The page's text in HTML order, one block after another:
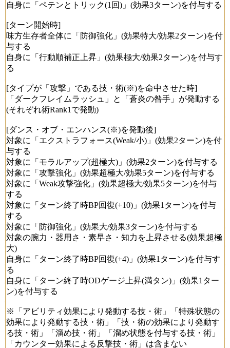
自身に「ペテンとトリック(1回)」(効果3ターン)を付与する
[ターン開始時]
味方生存者全体に「防御強化」(効果特大/効果2ターン)を付
与する
自身に「行動順補正上昇」(効果極大/効果2ターン)を付与す
る
[タイプが「攻撃」である技・術(※)を命中させた時]
「ダークフレイムラッシュ」と「蒼炎の咎手」が発動する
(それぞれ術Rank1で発動)
[ダンス・オブ・エンハンス(※)を発動後]
対象に「エクストラフォース(Weak/小)」(効果2ターン)を付
与する
対象に「モラルアップ(超極大)」(効果2ターン)を付与する
対象に「攻撃強化」(効果超極大/効果5ターン)を付与する
対象に「Weak攻撃強化」(効果超極大/効果5ターン)を付与
する
対象に「ターン終了時BP回復(+10)」(効果1ターン)を付与
する
対象に「防御強化」(効果大/効果3ターン)を付与する
対象の腕力・器用さ・素早さ・知力を上昇させる(効果超極
大)
自身に「ターン終了時BP回復(+4)」(効果1ターン)を付与す
る
自身に「ターン終了時ODゲージ上昇(満タン)」(効果1ター
ン)を付与する
※「アビリティ効果により発動する技・術」「特殊状態の
効果により発動する技・術」「技・術の効果により発動す
る技・術」「溜め技・術」「溜め状態を付与する技・術」
「カウンター効果による反撃技・術」は含まない